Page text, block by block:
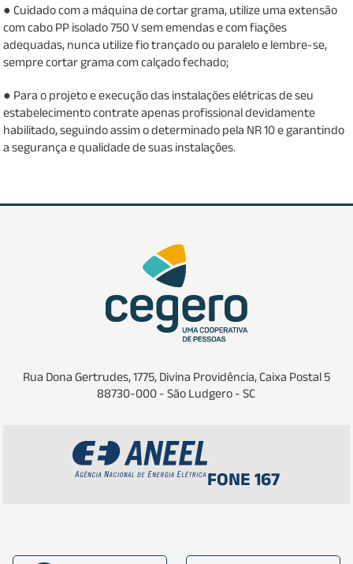
● Cuidado com a máquina de cortar grama, utilize uma extensão
com cabo PP isolado 750 V sem emendas e com fiações
adequadas, nunca utilize fio trançado ou paralelo e lembre-se,
sempre cortar grama com calçado fechado;
● Para o projeto e execução das instalações elétricas de seu
estabelecimento contrate apenas profissional devidamente
habilitado, seguindo assim o determinado pela NR 10 e garantindo
a segurança e qualidade de suas instalações.
Rua Dona Gertrudes, 1775, Divina Providência, Caixa Postal 5
88730-000 - São Ludgero - SC
FONE 167